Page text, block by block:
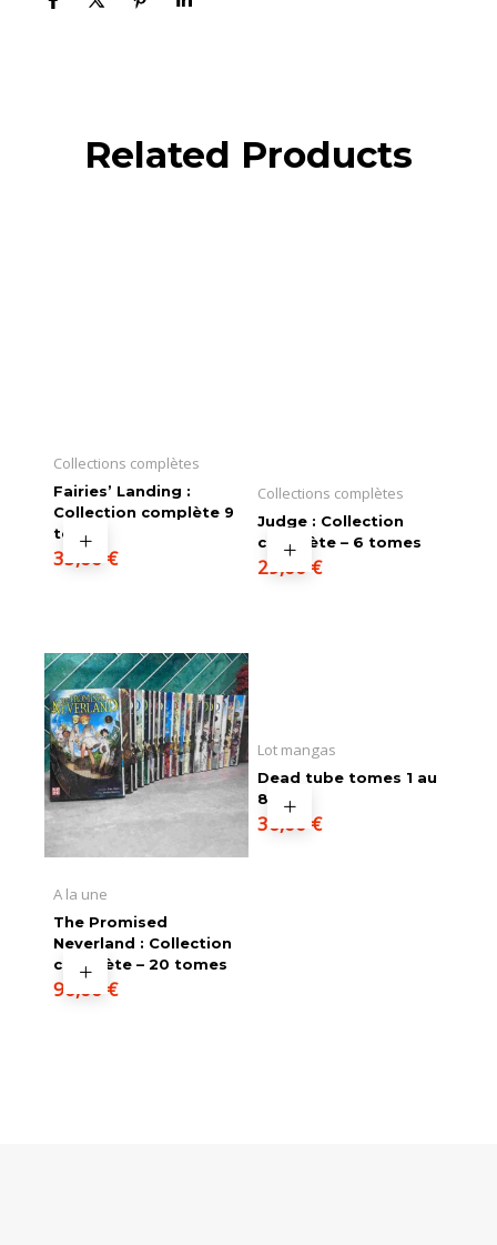
Related Products
Collections complètes
Fairies’ Landing :
Collection complète 9
tomes
35,00 €
Collections complètes
Judge : Collection
complète – 6 tomes
29,00 €
A la une
The Promised
Neverland : Collection
complète – 20 tomes
90,00 €
Lot mangas
Dead tube tomes 1 au
8
36,00 €